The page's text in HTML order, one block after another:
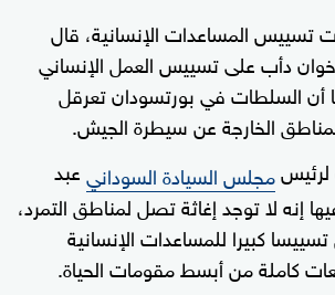
تسييس المساعدات الإنسانية، قال
دأب على تسييس العمل الإنساني
أن السلطات في بورتسودان تعرقل
الخارجة عن سيطرة الجيش.
لرئيسمجلس السيادة السودانيعبد
إنه لا توجد إغاثة تصل لمناطق التمرد،
كبيرا للمساعدات الإنسانية
كاملة من أبسط مقومات الحياة.